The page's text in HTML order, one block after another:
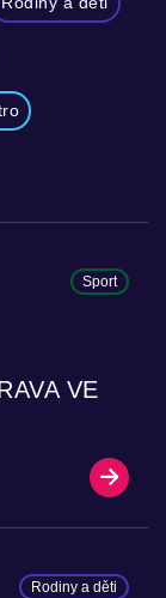
Sport
VE
Rodiny a děti